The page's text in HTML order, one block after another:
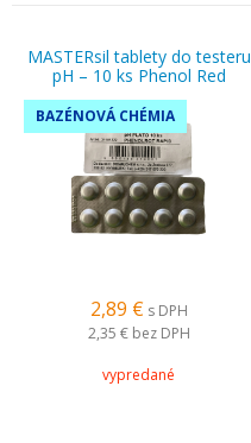
MASTERsil tablety do testeru
pH – 10 ks Phenol Red
BAZÉNOVÁ CHÉMIA
2,89 € s DPH
2,35 € bez DPH
vypredané